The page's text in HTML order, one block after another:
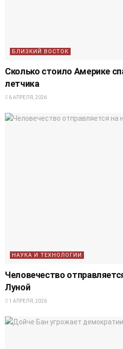
БЛИЗКИЙ ВОСТОК
Сколько стоило Америке
летчика
6 АПРЕЛЯ, 2026
НАУКА И ТЕХНОЛОГИИ
Человечество
Луной
1 АПРЕЛЯ, 2026